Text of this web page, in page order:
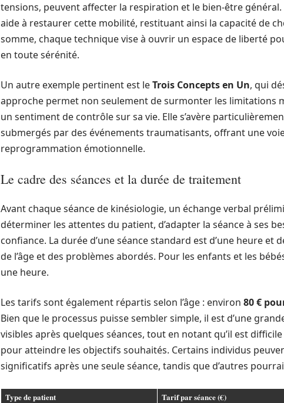
tensions, peuvent affecter la respiration et le bien-être
aide à restaurer cette mobilité, restituant ainsi la capacité de
somme, chaque technique vise à ouvrir un espace de liberté
en toute sérénité.
Un autre exemple pertinent est leTrois Concepts en Un, qui
approche permet non seulement de surmonter les limitations
un sentiment de contrôle sur sa vie. Elle s’avère
submergés par des événements traumatisants, offrant une
reprogrammation émotionnelle.
Le cadre des séances et la durée de traitement
Avant chaque séance de kinésiologie, un échange verbal
déterminer les attentes du patient, d’adapter la séance à ses
confiance. La durée d’une séance standard est d’une heure et
de l’âge et des problèmes abordés. Pour les enfants et les
une heure.
Les tarifs sont également répartis selon l’âge : environ 80 €
Bien que le processus puisse sembler simple, il est d’une
visibles après quelques séances, tout en notant qu’il est
pour atteindre les objectifs souhaités. Certains individus
significatifs après une seule séance, tandis que d’autres
Type de patient Tarif par séance (€)